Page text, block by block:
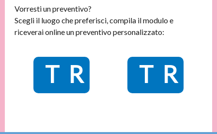
Vorresti un preventivo?
Scegli il luogo che preferisci, compila il modulo e
riceverai online un preventivo personalizzato:
TRIESTE